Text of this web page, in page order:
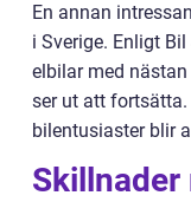
En annan
i Sverige. Enligt
elbilar med nästan
ser ut att
bilentusiaster blir
Skillnader